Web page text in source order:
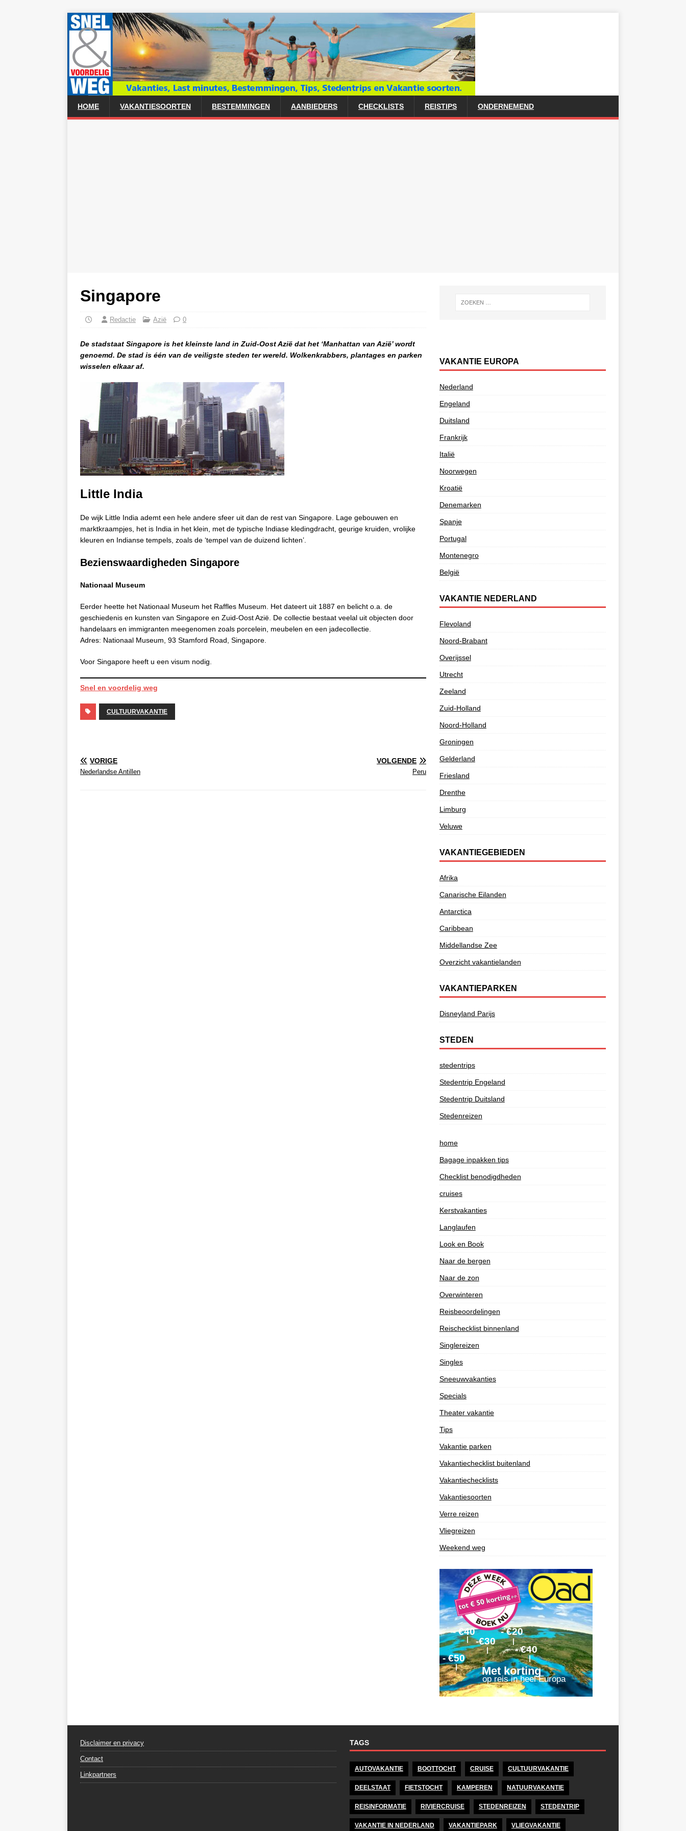
HOME VAKANTIESOORTEN BESTEMMINGEN AANBIEDERS CHECKLISTS REISTIPS ONDERNEMEND
Singapore
Redactie Azië 0
De stadstaat Singapore is het kleinste land in Zuid-Oost Azië dat het ‘Manhattan van Azië’ wordt
genoemd. De stad is één van de veiligste steden ter wereld. Wolkenkrabbers, plantages en parken
wisselen elkaar af.
Little India
De wijk Little India ademt een hele andere sfeer uit dan de rest van Singapore. Lage gebouwen en
marktkraampjes, het is India in het klein, met de typische Indiase kledingdracht, geurige kruiden, vrolijke
kleuren en Indianse tempels, zoals de ‘tempel van de duizend lichten’.
Bezienswaardigheden Singapore
Nationaal Museum
Eerder heette het Nationaal Museum het Raffles Museum. Het dateert uit 1887 en belicht o.a. de
geschiedenis en kunsten van Singapore en Zuid-Oost Azië. De collectie bestaat veelal uit objecten door
handelaars en immigranten meegenomen zoals porcelein, meubelen en een jadecollectie.
Adres: Nationaal Museum, 93 Stamford Road, Singapore.
Voor Singapore heeft u een visum nodig.
Snel en voordelig weg
CULTUURVAKANTIE
VORIGE
Nederlandse Antillen
VOLGENDE
Peru
VAKANTIE EUROPA
Nederland
Engeland
Duitsland
Frankrijk
Italië
Noorwegen
Kroatië
Denemarken
Spanje
Portugal
Montenegro
België
VAKANTIE NEDERLAND
Flevoland
Noord-Brabant
Overijssel
Utrecht
Zeeland
Zuid-Holland
Noord-Holland
Groningen
Gelderland
Friesland
Drenthe
Limburg
Veluwe
VAKANTIEGEBIEDEN
Afrika
Canarische Eilanden
Antarctica
Caribbean
Middellandse Zee
Overzicht vakantielanden
VAKANTIEPARKEN
Disneyland Parijs
STEDEN
stedentrips
Stedentrip Engeland
Stedentrip Duitsland
Stedenreizen
home
Bagage inpakken tips
Checklist benodigdheden
cruises
Kerstvakanties
Langlaufen
Look en Book
Naar de bergen
Naar de zon
Overwinteren
Reisbeoordelingen
Reischecklist binnenland
Singlereizen
Singles
Sneeuwvakanties
Specials
Theater vakantie
Tips
Vakantie parken
Vakantiechecklist buitenland
Vakantiechecklists
Vakantiesoorten
Verre reizen
Vliegreizen
Weekend weg
Disclaimer en privacy
Contact
Linkpartners
TAGS
AUTOVAKANTIE BOOTTOCHT CRUISE CULTUURVAKANTIE
DEELSTAAT FIETSTOCHT KAMPEREN NATUURVAKANTIE
REISINFORMATIE RIVIERCRUISE STEDENREIZEN STEDENTRIP
VAKANTIE IN NEDERLAND VAKANTIEPARK VLIEGVAKANTIE